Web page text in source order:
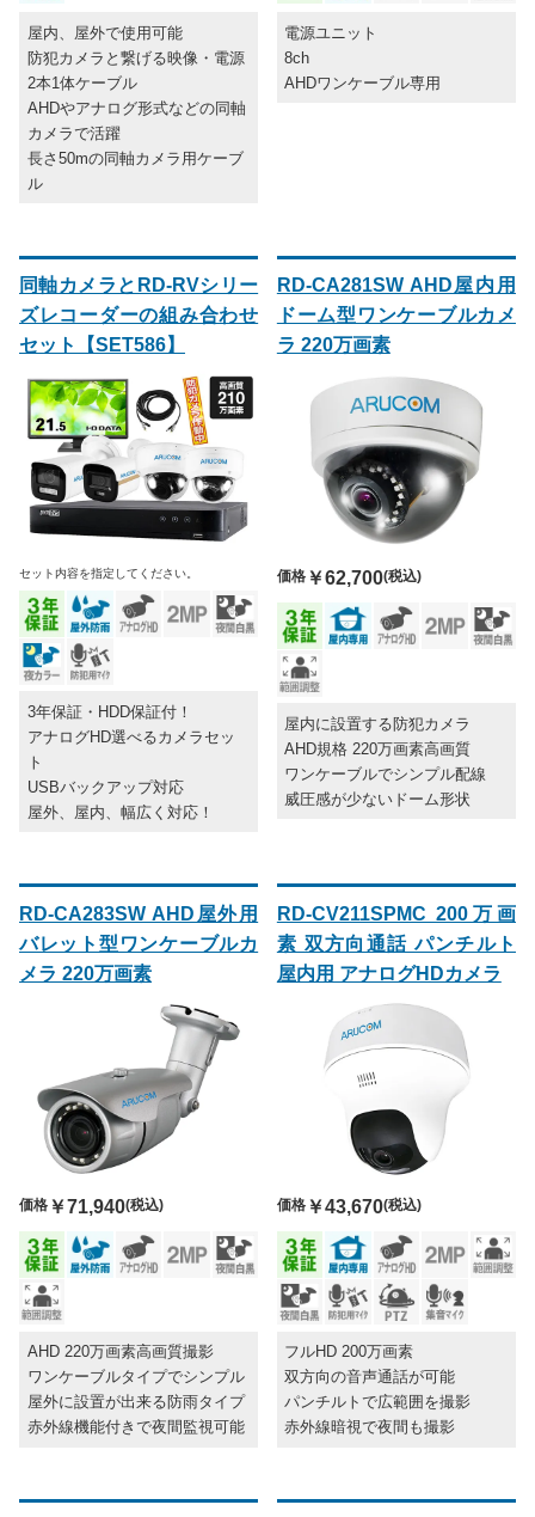
屋内、屋外で使用可能
防犯カメラと繋げる映像・電源
2本1体ケーブル
AHDやアナログ形式などの同軸
カメラで活躍
長さ50mの同軸カメラ用ケーブ
ル
電源ユニット
8ch
AHDワンケーブル専用
同軸カメラとRD-RVシリー
ズレコーダーの組み合わせ
セット【SET586】
セット内容を指定してください。
3年保証・HDD保証付！
アナログHD選べるカメラセッ
ト
USBバックアップ対応
屋外、屋内、幅広く対応！
RD-CA281SW AHD屋内用
ドーム型ワンケーブルカメ
ラ 220万画素
価格￥62,700(税込)
屋内に設置する防犯カメラ
AHD規格 220万画素高画質
ワンケーブルでシンプル配線
威圧感が少ないドーム形状
RD-CA283SW AHD屋外用
バレット型ワンケーブルカ
メラ 220万画素
価格 ￥71,940(税込)
AHD 220万画素高画質撮影
ワンケーブルタイプでシンプル
屋外に設置が出来る防雨タイプ
赤外線機能付きで夜間監視可能
RD-CV211SPMC 200万画
素 双方向通話 パンチルト
屋内用 アナログHDカメラ
価格￥43,670(税込)
フルHD 200万画素
双方向の音声通話が可能
パンチルトで広範囲を撮影
赤外線暗視で夜間も撮影